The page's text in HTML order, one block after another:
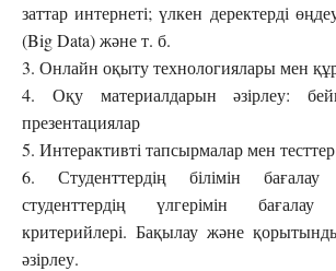
Запись на курс
закрыта
заттар интернеті; үлкен деректерді
(Big Data) және т. б.
3. Онлайн оқыту технологиялары мен
4. Оқу материалдарын әзірлеу:
презентациялар
5. Интерактивті тапсырмалар мен
6. Студенттердің білімін
студенттердің үлгерімін
критерийлері. Бақылау және
әзірлеу.